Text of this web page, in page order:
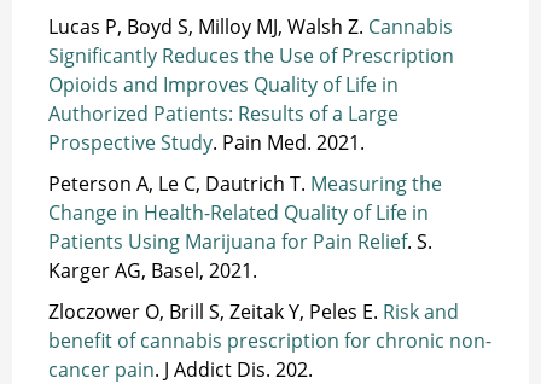
Lucas P, Boyd S, Milloy MJ, Walsh Z. Cannabis
Significantly Reduces the Use of Prescription
Opioids and Improves Quality of Life in
Authorized Patients: Results of a Large
Prospective Study. Pain Med. 2021.
Peterson A, Le C, Dautrich T. Measuring the
Change in Health-Related Quality of Life in
Patients Using Marijuana for Pain Relief. S.
Karger AG, Basel, 2021.
Zloczower O, Brill S, Zeitak Y, Peles E. Risk and
benefit of cannabis prescription for chronic non-
cancer pain. J Addict Dis. 202.